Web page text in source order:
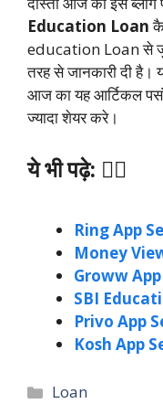
Education Loan
education Loan से
तरह से जानकारी दी है।
आज का यह आर्टिकल
ज्यादा शेयर करे।
ये भी पढ़े: 👇🏻
Ring App
Money
Groww
SBI
Privo App
Kosh App
Categories
Loan